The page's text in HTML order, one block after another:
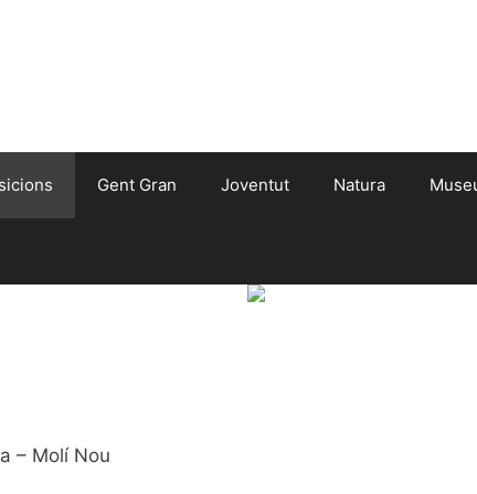
Gent Gran Joventut Natura
– Molí Nou